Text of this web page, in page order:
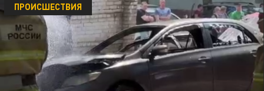
ПРОИСШЕСТВИЯ